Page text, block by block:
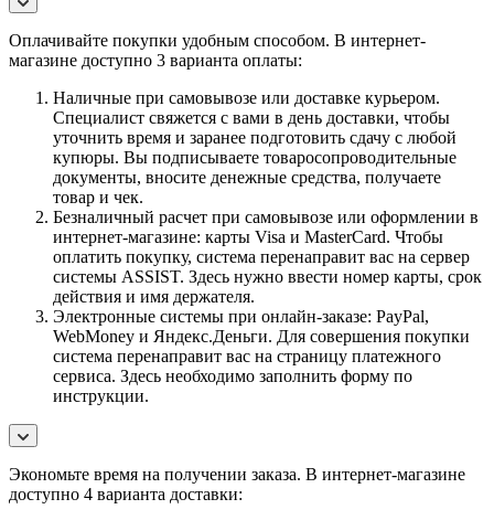
Оплачивайте покупки удобным способом. В интернет-
магазине доступно 3 варианта оплаты:
Наличные при самовывозе или доставке курьером.
Специалист свяжется с вами в день доставки, чтобы
уточнить время и заранее подготовить сдачу с любой
купюры. Вы подписываете товаросопроводительные
документы, вносите денежные средства, получаете
товар и чек.
Безналичный расчет при самовывозе или оформлении в
интернет-магазине: карты Visa и MasterCard. Чтобы
оплатить покупку, система перенаправит вас на сервер
системы ASSIST. Здесь нужно ввести номер карты, срок
действия и имя держателя.
Электронные системы при онлайн-заказе: PayPal,
WebMoney и Яндекс.Деньги. Для совершения покупки
система перенаправит вас на страницу платежного
сервиса. Здесь необходимо заполнить форму по
инструкции.
Экономьте время на получении заказа. В интернет-магазине
доступно 4 варианта доставки: